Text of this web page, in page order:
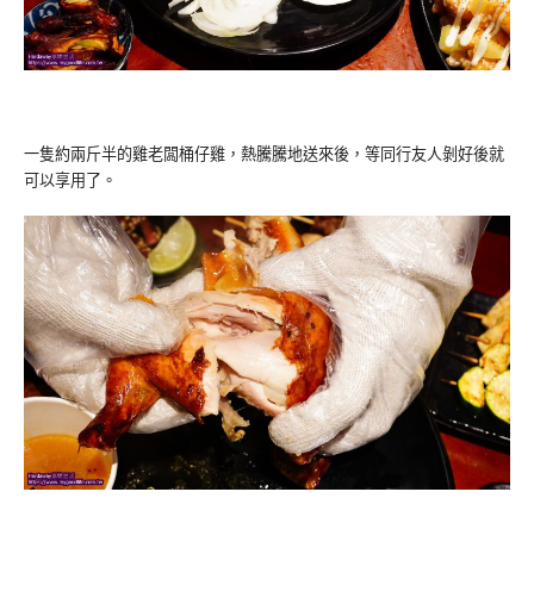
一隻約兩斤半的雞老闆桶仔雞，熱騰騰地送來後，等同行友人剝好後就
可以享用了。